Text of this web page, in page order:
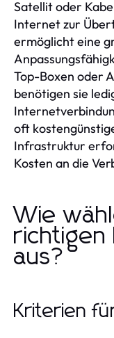
Satellit oder
Internet zur
ermöglicht eine
Top-Boxen oder
benötigen sie
oft
Infrastruktur
Kosten an die
Wie
richtigen
aus?
Kriterien